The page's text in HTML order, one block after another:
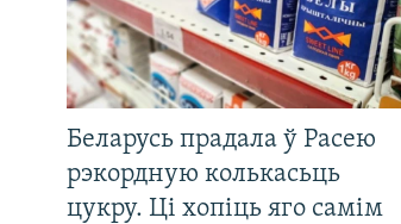
Беларусь прадала ў Расею
рэкордную колькасьць
цукру. Ці хопіць яго самім